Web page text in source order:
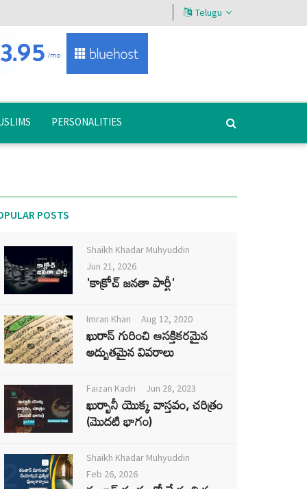
Telugu
PERSONALITIES
POSTS
Shaikh Khadar Muhyuddin
Jun 21, 2026
'కాక్రోచ్ జనతా పార్టీ'
Imran Khan Aug 12, 2020
ఖురాన్ గురించి ఆసక్తికరమైన
అద్భుతమైన వివరాలు
Faizan Kadri Jun 28, 2023
ఖుర్బానీ యొక్క వాస్తవం, చరిత్రం
(మొదటి భాగం)
Shaikh Khadar Muhyuddin
Feb 26, 2026